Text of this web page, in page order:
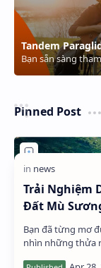
RTL Mode
Rich Results
Pinned Post
Trải Nghiệm
Đất Mù
Bạn đã từng mơ
nhìn những thửa